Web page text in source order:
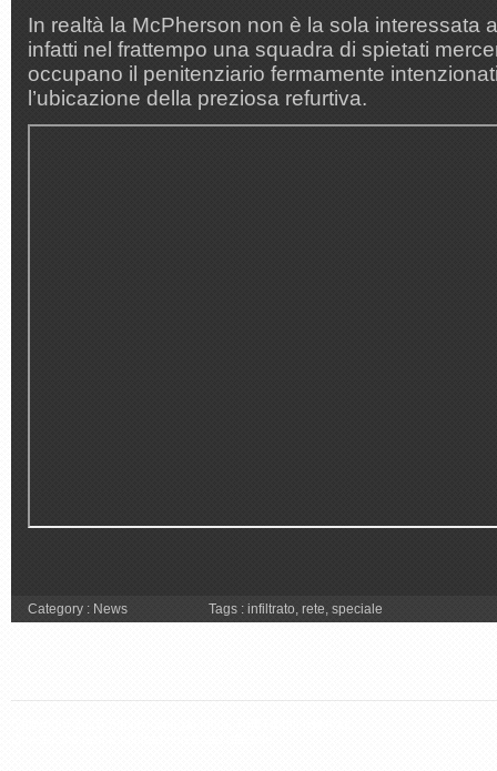
In realtà la McPherson non è la sola interessata
infatti nel frattempo una squadra di spietati
occupano il penitenziario fermamente
l’ubicazione della preziosa refurtiva.
Category : News Tags : infiltrato rete speciale